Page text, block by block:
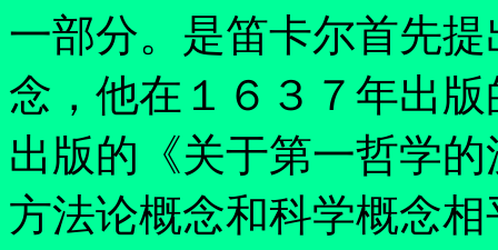
一部分。是笛卡尔首先
念，他在１６３７年出
出版的《关于第一哲学
方法论概念和科学概念